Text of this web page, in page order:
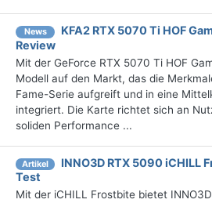
News
KFA2 RTX 5070 Ti HOF
Review
Mit der GeForce RTX 5070 Ti HOF
Modell auf den Markt, das die
Fame-Serie aufgreift und in eine
integriert. Die Karte richtet sich an
soliden Performance ...
Artikel
INNO3D RTX 5090 iCHILL
Test
Mit der iCHILL Frostbite bietet